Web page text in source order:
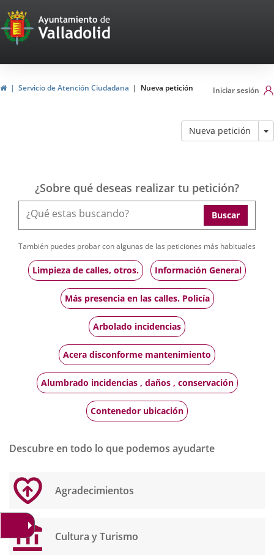
Portal
Web
del
Ayuntamiento
homeServicio de Atención Ciudadana Nueva petición Iniciar sesión
Nueva petición
¿Sobre qué deseas realizar tu petición?
Buscar
También puedes probar con algunas de las peticiones más habituales
Limpieza de calles, otros. Información General
Más presencia en las calles. Policía
Arbolado incidencias
Acera disconforme mantenimiento
Alumbrado incidencias , daños , conservación
Contenedor ubicación
Descubre en todo lo que podemos ayudarte
Agradecimientos
Cultura y Turismo